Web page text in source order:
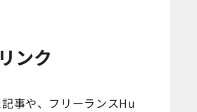
ンク
事や、フリーランスHu